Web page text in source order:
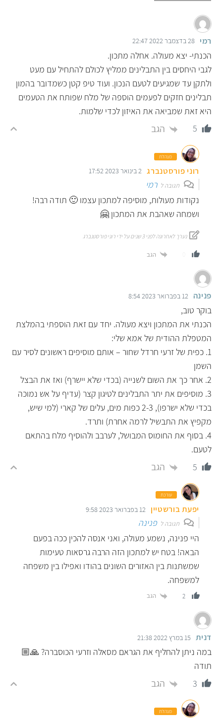
רמי 28 בדצמבר 2022 22:47
הכנתי- יצא מעולה. אחלה מתכון.
לגבי היחסים בין התבלינים ממליץ לכולם להתחיל עם מעט
ולתקן עד שמגיעים לטעם הנכון. ועוד טיפ קטן כשמדובר בהמון
תבלינים חזקים לפעמים הוספה של מלח שפותח את הטעמים
היא זאת שמביאה את האיזון לכדי שלמות.
5
הגב
מנהלת
רוני פורסטנברג 2 בינואר 2023 17:52
תגובה לרמי
נקודות מעולות, מוסיפה למתכון עצמו 🙂 תודה רבה!
ושמחה שאהבת את המתכון 🤗
נערך לאחרונה לפני 3 שנים על ידי רוני פורסטנברג
הגב
פנינה 12 בפברואר 2023 8:54
בוקר טוב,
הכנתי את המתכון ויצא מעולה. יחד עם זאת הוספתי בהמלצת
המטפלת ההודית של אמא שלי:
1. כפית של זרעי חרדל שחור – אותם מוסיפים ראשונים לסיר עם
השמן
2. אחר כך את השום לשנייה (בכדי שלא יישרף) ואז את הבצל
3. מוסיפים את יתר התבלינים לטיגון קצר (עדיף על אש נמוכה
בכדי שלא ישרפו), 2-3 כפות מים, עלים של קארי (למי שיש,
מקפיץ את התבשיל לרמה אחרת) ותרד.
4. בסוף את החומוס המבושל, לערבב ולהוסיף מלח בהתאם
לטעם.
5
הגב
עורכת
יפעת בורשטיין 12 בפברואר 2023 9:58
תגובה לפנינה
היי פנינה, נשמע מעולה, ואני אנסה להכין ככה בפעם
הבאה! בטח יש למתכון הזה הרבה גרסאות טעימות
שמשתנות בין האזורים השונים בהודו ואפילו בין משפחה
למשפחה.
2 הגב
דנית 15 במרץ 2022 21:38
במה ניתן להחליף את הגראם מסאלה וזרעי הכוסברה? 🙏🏼
תודה
3
הגב
מנהלת